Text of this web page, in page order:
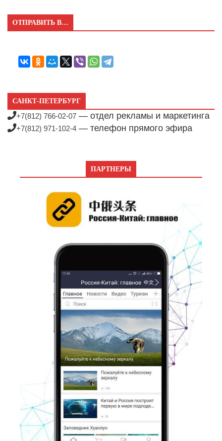
ОТПРАВИТЬ В…
САНКТ-ПЕТЕРБУРГ
+7(812) 766-02-07 — отдел рекламы и маркетинга
+7(812) 971-102-4 — телефон прямого эфира
ПАРТНЕРЫ